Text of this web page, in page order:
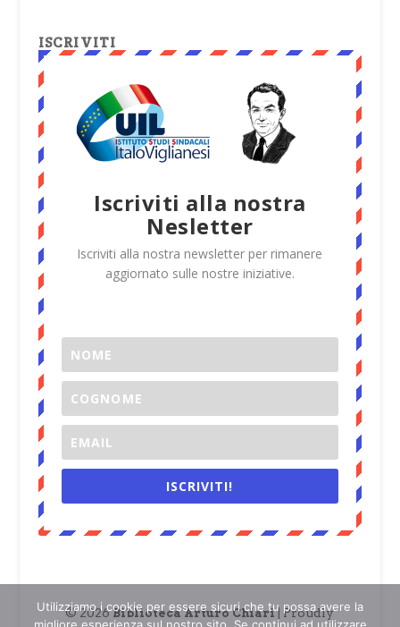
ISCRIVITI
Iscriviti alla nostra
Nesletter
Iscriviti alla nostra newsletter per rimanere
aggiornato sulle nostre iniziative.
ISCRIVITI!
© 2026Biblioteca Arturo Chiari| Proudly
Utilizziamo i cookie per essere sicuri che tu possa avere la